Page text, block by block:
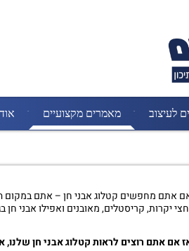
לעיצוב מאמרים מקצועיים
אתם מחפשים קטלוג אבני חן – אתם במקום
יקרות, קריסטלים, מאובנים ואפילו אבני חן
אם אתם רוצים לראות קטלוג אבני חן